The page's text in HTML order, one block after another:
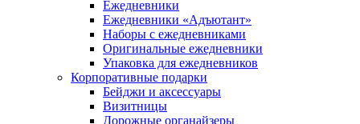
Ежедневники
Ежедневники «Адъютант»
Наборы с ежедневниками
Оригинальные ежедневники
Упаковка для ежедневников
Корпоративные подарки
Бейджи и аксессуары
Визитницы
Дорожные органайзеры